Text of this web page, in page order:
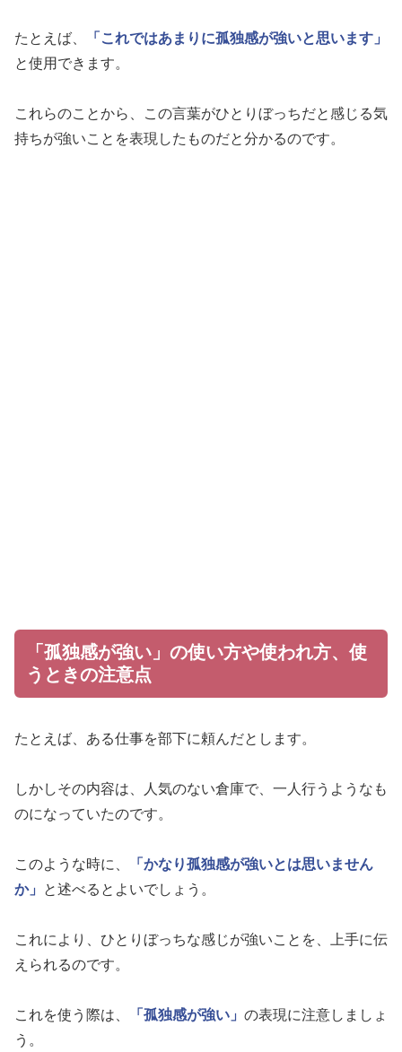
たとえば、
「これではあまりに孤独感が強いと思います」
と使用できます。
これらのことから、この言葉がひとりぼっちだと感じる気
持ちが強いことを表現したものだと分かるのです。
「孤独感が強い」の使い方や使われ方、使
うときの注意点
たとえば、ある仕事を部下に頼んだとします。
しかしその内容は、人気のない倉庫で、一人行うようなも
のになっていたのです。
このような時に、
「かなり孤独感が強いとは思いません
か」
と述べるとよいでしょう。
これにより、ひとりぼっちな感じが強いことを、上手に伝
えられるのです。
これを使う際は、 「孤独感が強い」 の表現に注意しましょ
う。